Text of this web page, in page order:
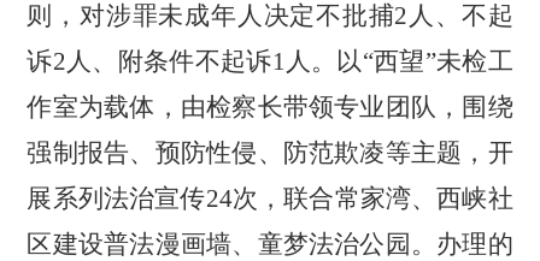
则，对涉罪未成年人决定不批捕2 人、不起
诉2人、附条件不起诉1人。以“西望”未检工
作室为载体，由检察长带领专业团队，围绕
强制报告、预防性侵、防范欺凌等主题，开
展系列法治宣传24次，联合常家湾、西峡社
区建设普法漫画墙、童梦法治公园。办理的